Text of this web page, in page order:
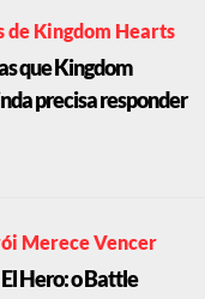
de Kingdom Hearts
que Kingdom
precisa responder
Merece Vencer
Hero: o Battle